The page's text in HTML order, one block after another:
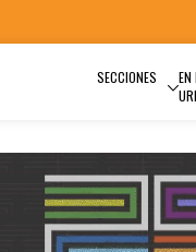
SECCIONES
EN